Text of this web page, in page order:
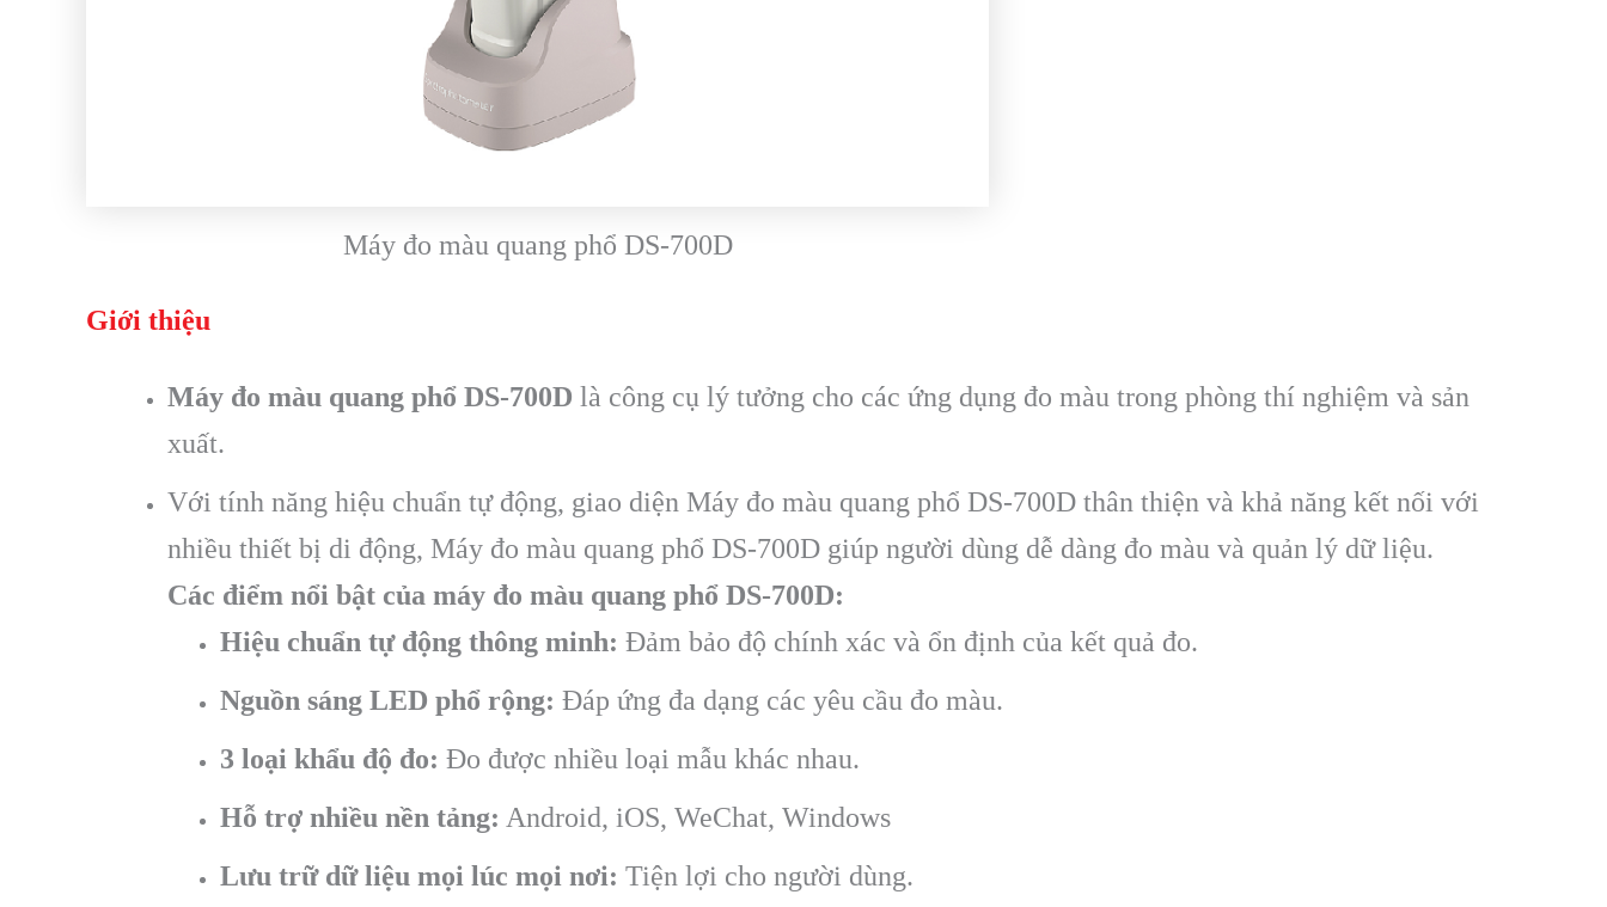
Máy đo màu quang phổ DS-700D
Giới thiệu
Máy đo màu quang phổ DS-700D là công cụ lý tưởng cho các ứng dụng đo màu trong phòng thí nghiệm và sản
xuất.
Với tính năng hiệu chuẩn tự động, giao diện Máy đo màu quang phổ DS-700D thân thiện và khả năng kết nối với
nhiều thiết bị di động, Máy đo màu quang phổ DS-700D giúp người dùng dễ dàng đo màu và quản lý dữ liệu.
Các điểm nổi bật của máy đo màu quang phổ DS-700D:
Hiệu chuẩn tự động thông minh: Đảm bảo độ chính xác và ổn định của kết quả đo.
Nguồn sáng LED phổ rộng: Đáp ứng đa dạng các yêu cầu đo màu.
3 loại khẩu độ đo: Đo được nhiều loại mẫu khác nhau.
Hỗ trợ nhiều nền tảng: Android, iOS, WeChat, Windows
Lưu trữ dữ liệu mọi lúc mọi nơi: Tiện lợi cho người dùng.